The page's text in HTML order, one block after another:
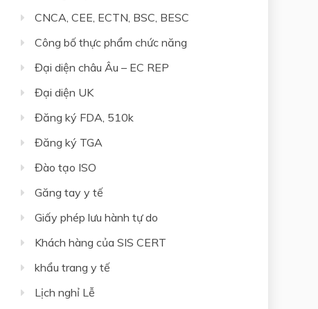
CNCA, CEE, ECTN, BSC, BESC
Công bố thực phẩm chức năng
Đại diện châu Âu – EC REP
Đại diện UK
Đăng ký FDA, 510k
Đăng ký TGA
Đào tạo ISO
Găng tay y tế
Giấy phép lưu hành tự do
Khách hàng của SIS CERT
khẩu trang y tế
Lịch nghỉ Lễ